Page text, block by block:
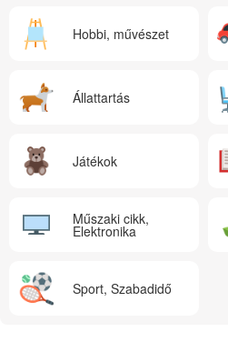
Hobbi, művészet
Állattartás
Játékok
Műszaki cikk,
Elektronika
Sport, Szabadidő